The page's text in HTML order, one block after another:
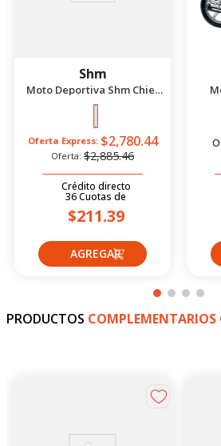
Shm
Moto Deportiva Shm Chief
2.5 Azul/Negro 2026
Oferta Express: $2,780.44
Oferta: $2,885.46
Crédito directo
36Cuotas de
$211.39
PRODUCTOS COMPLEMENTARIOS